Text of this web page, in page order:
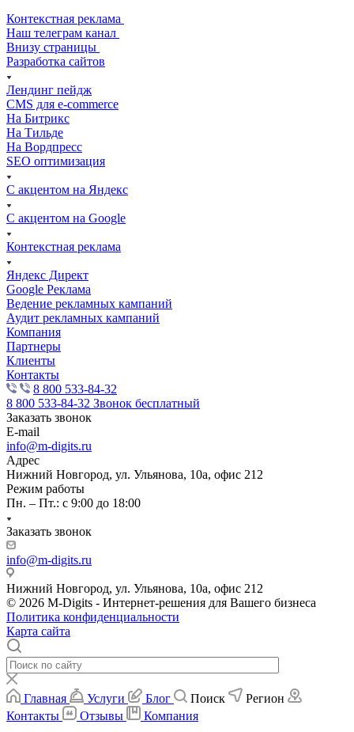
Контекстная реклама
Наш телеграм канал
Внизу страницы
Разработка сайтов
Лендинг пейдж
CMS для e-commerce
На Битрикс
На Тильде
На Вордпресс
SEO оптимизация
С акцентом на Яндекс
С акцентом на Google
Контекстная реклама
Яндекс Директ
Google Реклама
Ведение рекламных кампаний
Аудит рекламных кампаний
Компания
Партнеры
Клиенты
Контакты
8 800 533-84-32
8 800 533-84-32 Звонок бесплатный
Заказать звонок
E-mail
info@m-digits.ru
Адрес
Нижний Новгород, ул. Ульянова, 10а, офис 212
Режим работы
Пн. – Пт.: с 9:00 до 18:00
Заказать звонок
info@m-digits.ru
Нижний Новгород, ул. Ульянова, 10а, офис 212
© 2026 M-Digits - Интернет-решения для Вашего бизнеса
Политика конфиденциальности
Карта сайта
Главная Услуги Блог Поиск
Регион
Контакты
Отзывы Компания